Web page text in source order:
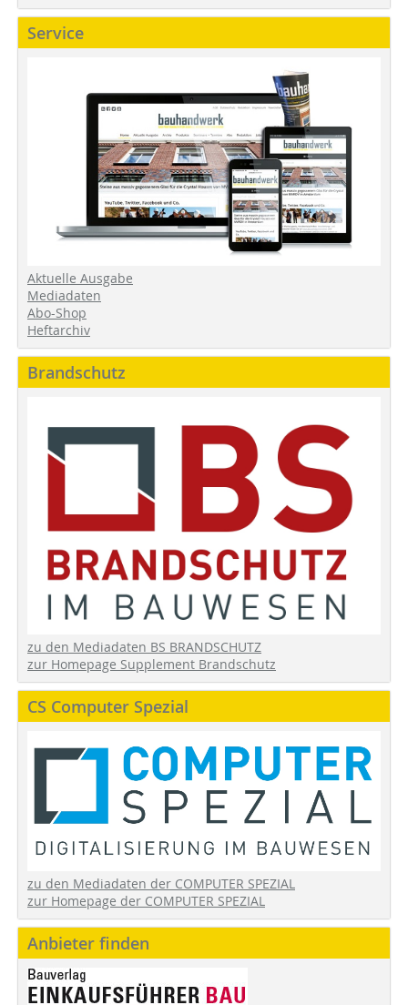
Service
Aktuelle Ausgabe
Mediadaten
Abo-Shop
Heftarchiv
Brandschutz
zu den Mediadaten BS BRANDSCHUTZ
zur Homepage Supplement Brandschutz
CS Computer Spezial
zu den Mediadaten der COMPUTER SPEZIAL
zur Homepage der COMPUTER SPEZIAL
Anbieter finden